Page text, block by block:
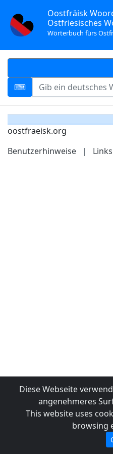
Oostfräisk
Ostfriesisches
Wörterbuch fürs
oostfraeisk.org
Benutzerhinweise
| Links
Diese Webseite
angenehmeres
This website uses
browsing